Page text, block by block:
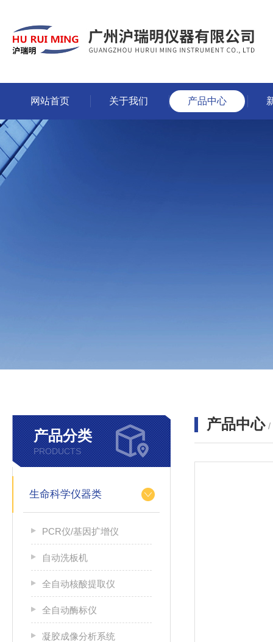
网站首页 关于我们 产品中心
产品分类
PRODUCTS
生命科学仪器类
PCR仪/基因扩增仪
自动洗板机
全自动核酸提取仪
全自动酶标仪
凝胶成像分析系统
产品中心 /